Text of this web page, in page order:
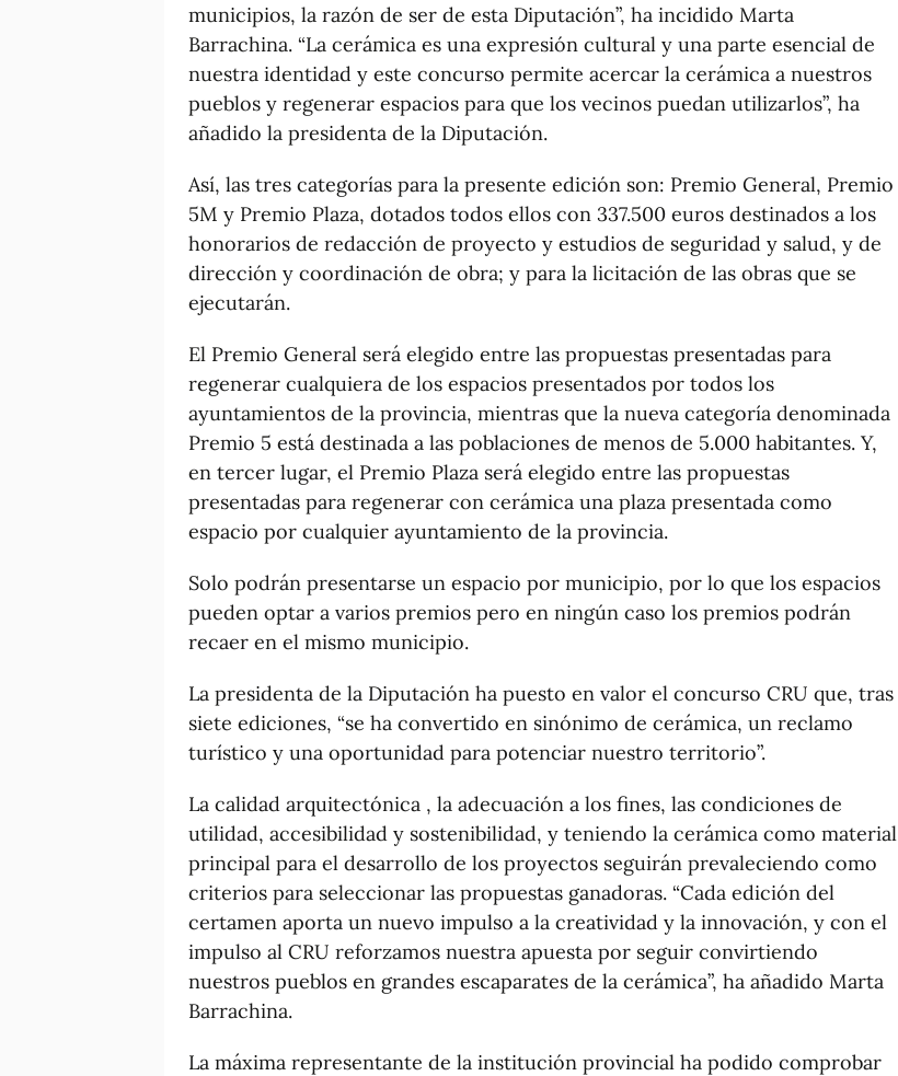
municipios, la razón de ser de esta Diputación”, ha incidido Marta
Barrachina. “La cerámica es una expresión cultural y una parte esencial de
nuestra identidad y este concurso permite acercar la cerámica a nuestros
pueblos y regenerar espacios para que los vecinos puedan utilizarlos”, ha
añadido la presidenta de la Diputación.
Así, las tres categorías para la presente edición son: Premio General, Premio
5M y Premio Plaza, dotados todos ellos con 337.500 euros destinados a los
honorarios de redacción de proyecto y estudios de seguridad y salud, y de
dirección y coordinación de obra; y para la licitación de las obras que se
ejecutarán.
El Premio General será elegido entre las propuestas presentadas para
regenerar cualquiera de los espacios presentados por todos los
ayuntamientos de la provincia, mientras que la nueva categoría denominada
Premio 5 está destinada a las poblaciones de menos de 5.000 habitantes. Y,
en tercer lugar, el Premio Plaza será elegido entre las propuestas
presentadas para regenerar con cerámica una plaza presentada como
espacio por cualquier ayuntamiento de la provincia.
Solo podrán presentarse un espacio por municipio, por lo que los espacios
pueden optar a varios premios pero en ningún caso los premios podrán
recaer en el mismo municipio.
La presidenta de la Diputación ha puesto en valor el concurso CRU que, tras
siete ediciones, “se ha convertido en sinónimo de cerámica, un reclamo
turístico y una oportunidad para potenciar nuestro territorio”.
La calidad arquitectónica , la adecuación a los fines, las condiciones de
utilidad, accesibilidad y sostenibilidad, y teniendo la cerámica como material
principal para el desarrollo de los proyectos seguirán prevaleciendo como
criterios para seleccionar las propuestas ganadoras. “Cada edición del
certamen aporta un nuevo impulso a la creatividad y la innovación, y con el
impulso al CRU reforzamos nuestra apuesta por seguir convirtiendo
nuestros pueblos en grandes escaparates de la cerámica”, ha añadido Marta
Barrachina.
La máxima representante de la institución provincial ha podido comprobar